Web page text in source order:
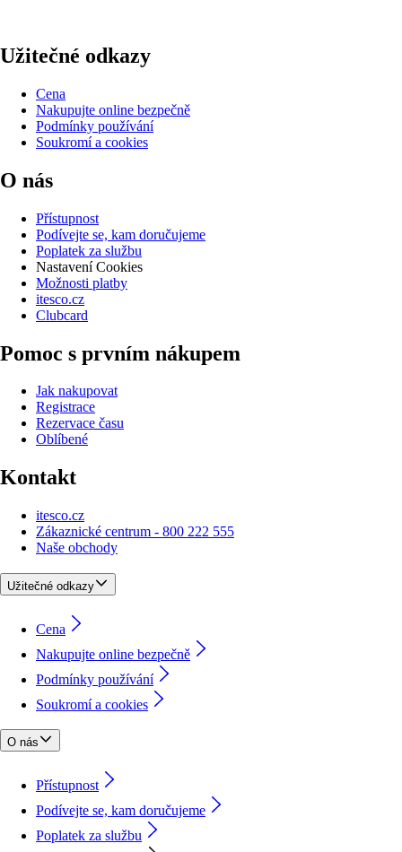
Užitečné odkazy
Cena
Nakupujte online bezpečně
Podmínky používání
Soukromí a cookies
O nás
Přístupnost
Podívejte se, kam doručujeme
Poplatek za službu
Nastavení Cookies
Možnosti platby
itesco.cz
Clubcard
Pomoc s prvním nákupem
Jak nakupovat
Registrace
Rezervace času
Oblíbené
Kontakt
itesco.cz
Zákaznické centrum - 800 222 555
Naše obchody
Užitečné odkazy
Cena
Nakupujte online bezpečně
Podmínky používání
Soukromí a cookies
O nás
Přístupnost
Podívejte se, kam doručujeme
Poplatek za službu